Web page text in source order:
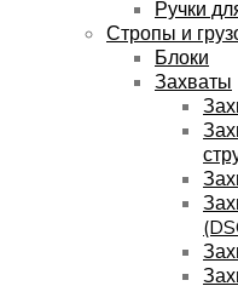
Ручки
Стропы и
Блоки
Захваты